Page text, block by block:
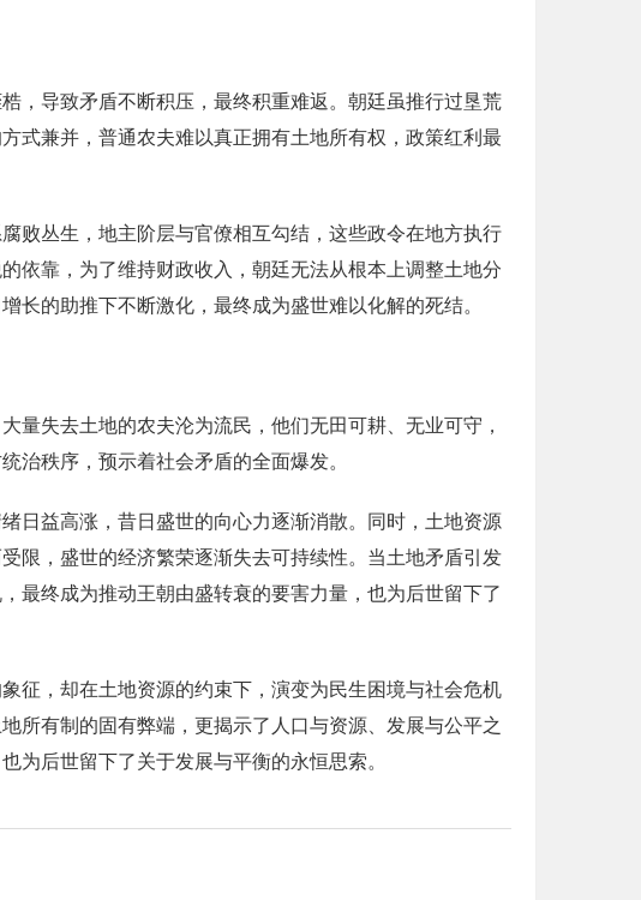
，导致矛盾不断积压，最终积重难返。朝廷虽推行过垦荒
式兼并，普通农夫难以真正拥有土地所有权，政策红利最
败丛生，地主阶层与官僚相互勾结，这些政令在地方执行
依靠，为了维持财政收入，朝廷无法从根本上调整土地分
长的助推下不断激化，最终成为盛世难以化解的死结。
量失去土地的农夫沦为流民，他们无田可耕、无业可守，
治秩序，预示着社会矛盾的全面爆发。
日益高涨，昔日盛世的向心力逐渐消散。同时，土地资源
限，盛世的经济繁荣逐渐失去可持续性。当土地矛盾引发
最终成为推动王朝由盛转衰的要害力量，也为后世留下了
征，却在土地资源的约束下，演变为民生困境与社会危机
所有制的固有弊端，更揭示了人口与资源、发展与公平之
为后世留下了关于发展与平衡的永恒思索。